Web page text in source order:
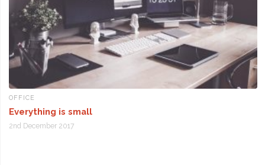
OFFICE
Everything is small
2nd December 2017